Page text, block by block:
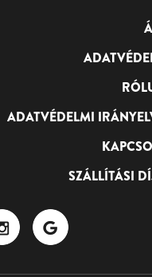
ADATVÉDELMI
SZÁLLÍTÁSI